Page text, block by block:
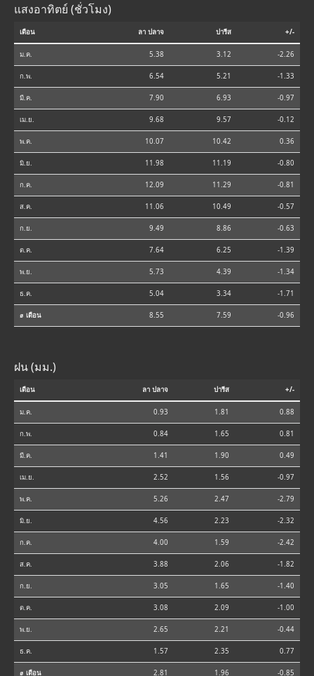
แสงอาทิตย์ (ชั่วโมง)
เดือน ลา ปลาจ ปารีส +/-
ม.ค. 5.38 3.12 -2.26
ก.พ. 6.54 5.21 -1.33
มี.ค. 7.90 6.93 -0.97
เม.ย. 9.68 9.57 -0.12
พ.ค. 10.07 10.42 0.36
มิ.ย. 11.98 11.19 -0.80
ก.ค. 12.09 11.29 -0.81
ส.ค. 11.06 10.49 -0.57
ก.ย. 9.49 8.86 -0.63
ต.ค. 7.64 6.25 -1.39
พ.ย. 5.73 4.39 -1.34
ธ.ค. 5.04 3.34 -1.71
⌀ เดือน 8.55 7.59 -0.96
ฝน (มม.)
เดือน ลา ปลาจ ปารีส +/-
ม.ค. 0.93 1.81 0.88
ก.พ. 0.84 1.65 0.81
มี.ค. 1.41 1.90 0.49
เม.ย. 2.52 1.56 -0.97
พ.ค. 5.26 2.47 -2.79
มิ.ย. 4.56 2.23 -2.32
ก.ค. 4.00 1.59 -2.42
ส.ค. 3.88 2.06 -1.82
ก.ย. 3.05 1.65 -1.40
ต.ค. 3.08 2.09 -1.00
พ.ย. 2.65 2.21 -0.44
ธ.ค. 1.57 2.35 0.77
⌀ เดือน 2.81 1.96 -0.85